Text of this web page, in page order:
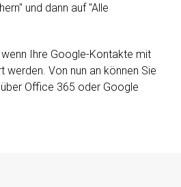
und dann auf "Alle
Ihre Google-Kontakte mit
werden. Von nun an können Sie
Office 365 oder Google